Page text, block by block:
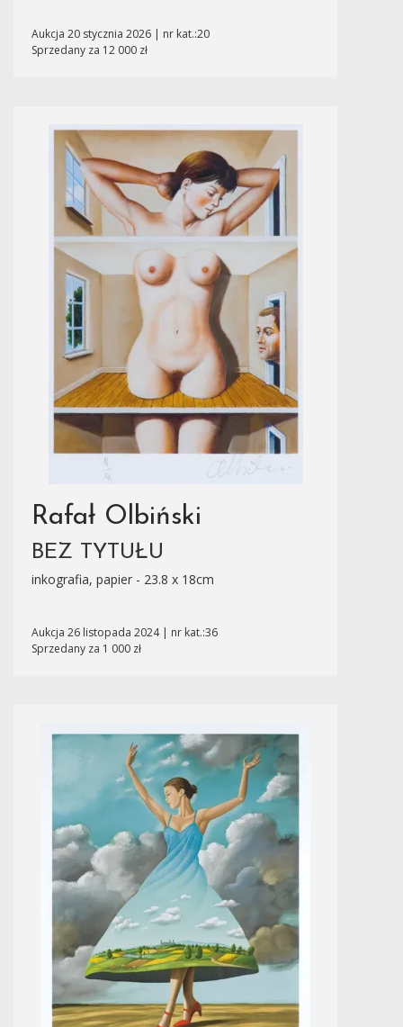
Aukcja 20 stycznia 2026 | nr kat.:20
Sprzedany za 12 000 zł
Rafał Olbiński
BEZ TYTUŁU
inkografia, papier - 23.8 x 18cm
Aukcja 26 listopada 2024 | nr kat.:36
Sprzedany za 1 000 zł